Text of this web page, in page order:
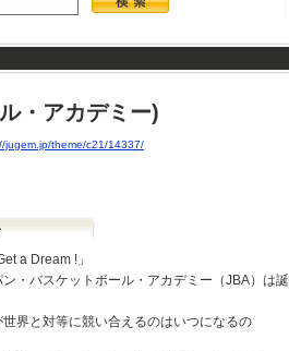
・アカデミー)
jugem.jp/theme/c21/14337/
a Dream !」
ン・バスケットボール・アカデミー（JBA）は誕
界と対等に競い合えるのはいつになるの